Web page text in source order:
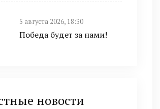
5 августа 2026, 18:30
Победа будет за нами!
новости